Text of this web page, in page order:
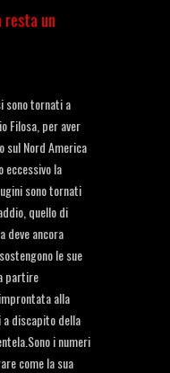
resta un
sono tornati a
Filosa, per aver
Nord America
eccessivo la
sono tornati
quello di
deve ancora
le sue
partire
alla
discapito della
i numeri
come la sua